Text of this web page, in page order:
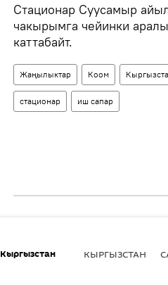
Стационар Суусамыр
чакырымга чейинки
каттабайт.
Жаңылыктар Коом
стационар иш сапар
Кыргызстан КЫРГЫЗСТАН